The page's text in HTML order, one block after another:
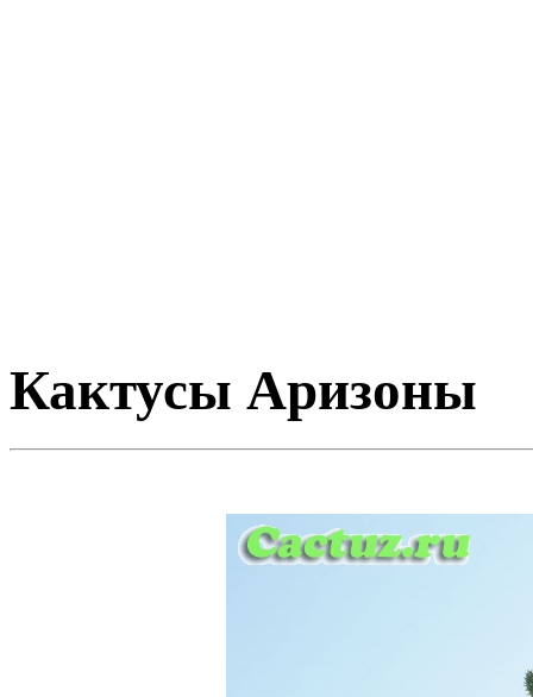
Кактусы Аризоны